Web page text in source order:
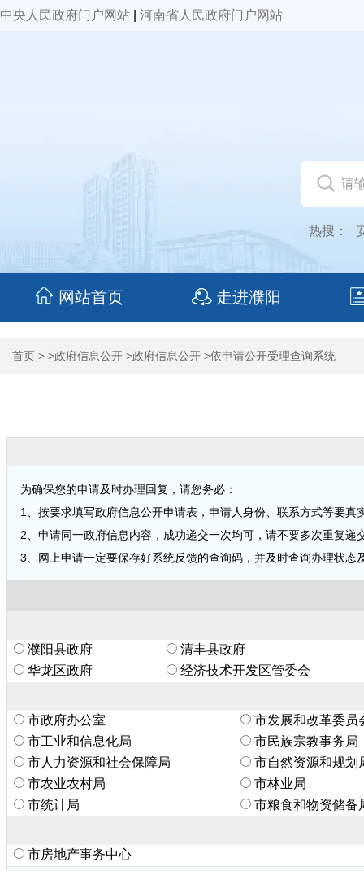
中央人民政府门户网站 河南省人民政府门户网站
热搜：
网站首页 走进濮阳
首页 > >政府信息公开 >政府信息公开 >依申请公开受理查询系统
为确保您的申请及时办理回复，请您务必：
1、按要求填写政府信息公开申请表，申请人身份、联系方式等要
2、申请同一政府信息内容，成功递交一次均可，请不要多次重复递
3、网上申请一定要保存好系统反馈的查询码，并及时查询办理状态
濮阳县政府
清丰县政府
华龙区政府
经济技术开发区管委会
市政府办公室
市发展和改革委员
市工业和信息化局
市民族宗教事务局
市人力资源和社会保障局
市自然资源和规划
市农业农村局
市林业局
市统计局
市粮食和物资储备
市房地产事务中心